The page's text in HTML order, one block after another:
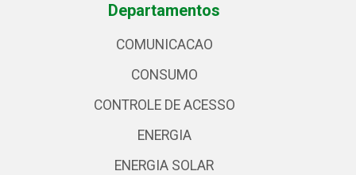
Departamentos
COMUNICACAO
CONSUMO
CONTROLE DE ACESSO
ENERGIA
ENERGIA SOLAR